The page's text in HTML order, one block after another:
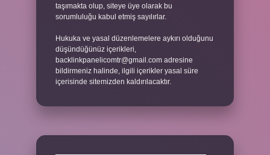
taşımakta olup, siteye üye olarak bu
sorumluluğu kabul etmiş sayılırlar.
Hukuka ve yasal düzenlemelere aykırı olduğunu
düşündüğünüz içerikleri,
backlinkpanelicomtr@gmail.com adresine
bildirmeniz halinde, ilgili içerikler yasal süre
içerisinde sitemizden kaldırılacaktır.